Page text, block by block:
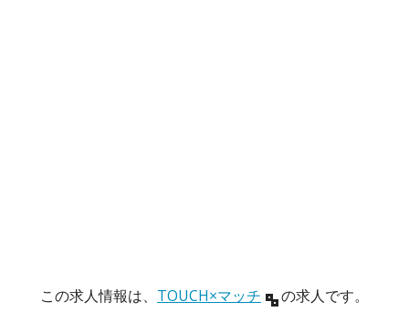
この求人情報は、 TOUCH×マッチ の求人です。